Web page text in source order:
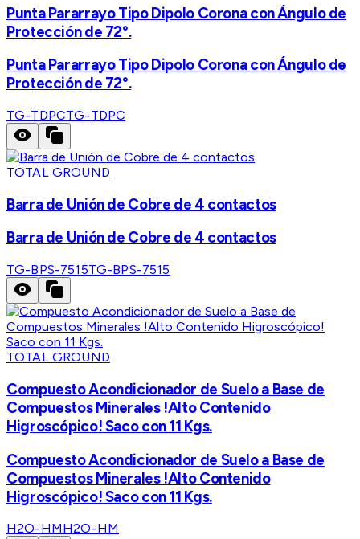
Punta Pararrayo Tipo Dipolo Corona con Ángulo de
Protección de 72°.
Punta Pararrayo Tipo Dipolo Corona con Ángulo de
Protección de 72°.
TG-TDPCTG-TDPC
TOTAL GROUND
Barra de Unión de Cobre de 4 contactos
Barra de Unión de Cobre de 4 contactos
TG-BPS-7515TG-BPS-7515
TOTAL GROUND
Compuesto Acondicionador de Suelo a Base de
Compuestos Minerales !Alto Contenido
Higroscópico! Saco con 11 Kgs.
Compuesto Acondicionador de Suelo a Base de
Compuestos Minerales !Alto Contenido
Higroscópico! Saco con 11 Kgs.
H2O-HMH2O-HM